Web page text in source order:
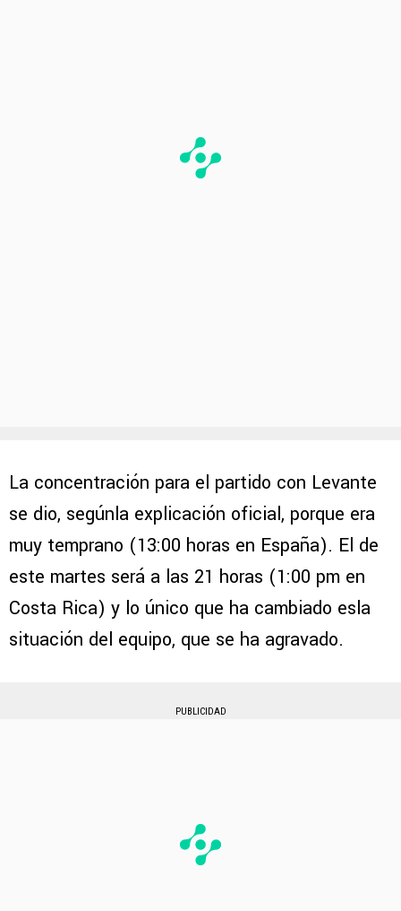
La concentración para el partido con Levante
se dio, segúnla explicación oficial, porque era
muy temprano (13:00 horas en España). El de
este martes será a las 21 horas (1:00 pm en
Costa Rica) y lo único que ha cambiado esla
situación del equipo, que se ha agravado.
PUBLICIDAD